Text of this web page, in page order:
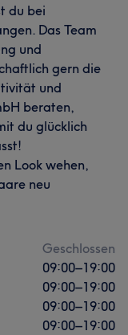
du bei
Das Team
und
gern die
und
beraten,
du glücklich
Look wehen,
neu
Geschlossen
09:00–19:00
09:00–19:00
09:00–19:00
09:00–19:00